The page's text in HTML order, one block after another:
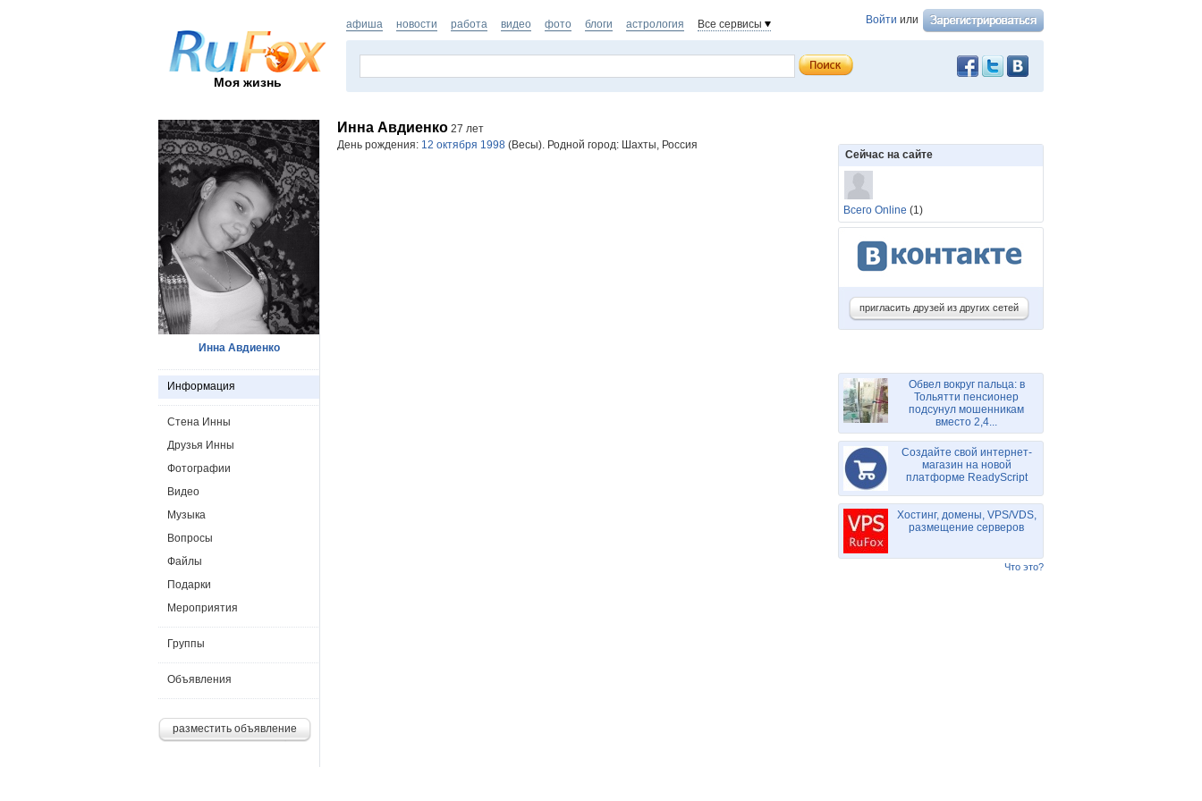
Моя жизнь
Войти или
афиша новости работа видео фото блоги астрология Все сервисы
Инна Авдиенко 27 лет
День рождения: 12 октября 1998 (Весы). Родной город: Шахты, Россия
Инна Авдиенко
Информация
Стена Инны
Друзья Инны
Фотографии
Видео
Музыка
Вопросы
Файлы
Подарки
Мероприятия
Группы
Объявления
разместить объявление
Сейчас на сайте
Всего Online (1)
пригласить друзей из других сетей
Обвел вокруг пальца: в
Тольятти пенсионер
подсунул мошенникам
вместо 2,4...
Создайте свой интернет-
магазин на новой
платформе ReadyScript
Хостинг, домены, VPS/VDS,
размещение серверов
Что это?